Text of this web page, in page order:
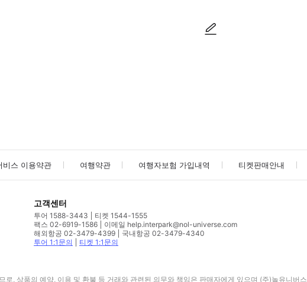
비스 이용약관 여행약관 여행자보험 가입내역 티켓판매안내
고객센터
투어 1588-3443
티켓 1544-1555
팩스 02-6919-1586
이메일 help.interpark@nol-universe.com
해외항공 02-3479-4399
국내항공 02-3479-4340
투어 1:1문의
티켓 1:1문의
, 상품의 예약, 이용 및 환불 등 거래와 관련된 의무와 책임은 판매자에게 있으며 (주)놀유니버스